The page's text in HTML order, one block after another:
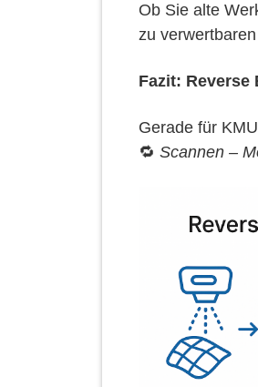
Ob Sie alte
zu
Fazit:
Gerade für
🔁 Scannen –